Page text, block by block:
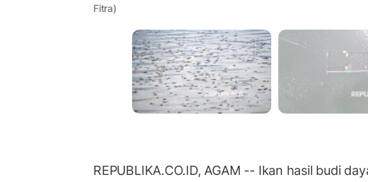
Fitra)
REPUBLIKA.CO.ID, AGAM -- Ikan hasil budi